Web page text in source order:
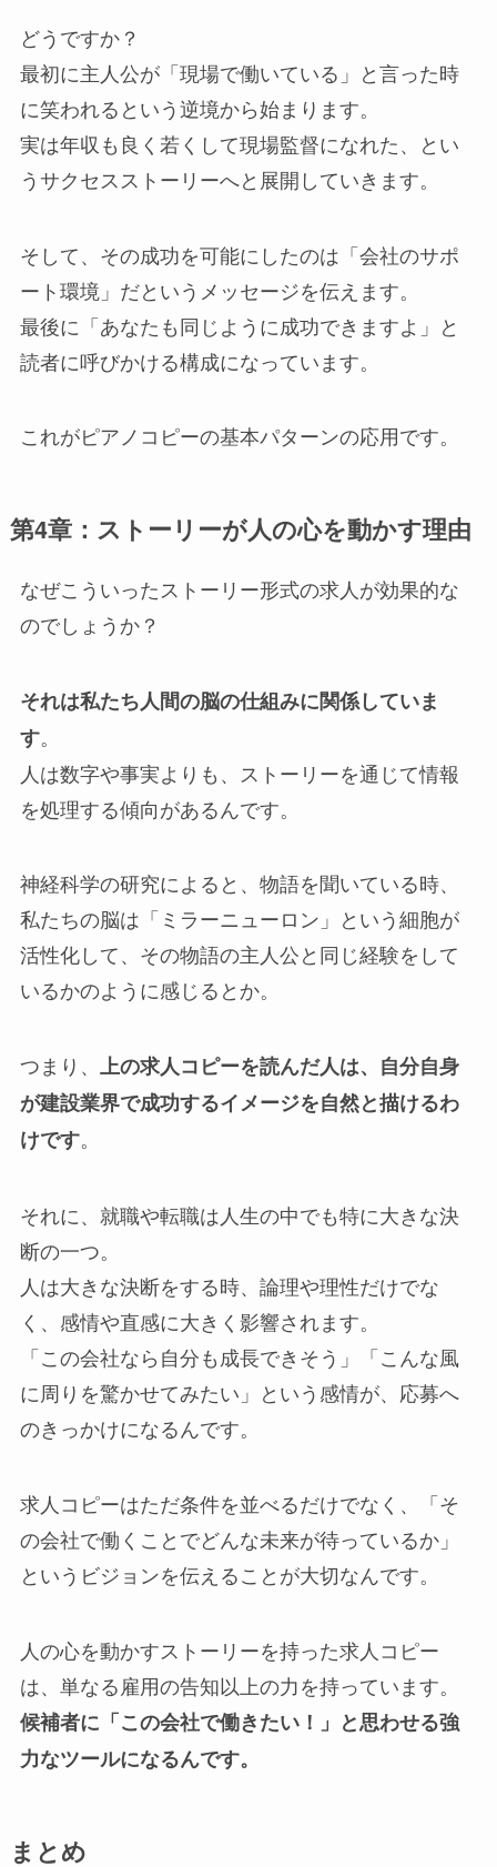
どうですか？
最初に主人公が「現場で働いている」と言った時
に笑われるという逆境から始まります。
実は年収も良く若くして現場監督になれた、とい
うサクセスストーリーへと展開していきます。
そして、その成功を可能にしたのは「会社のサポ
ート環境」だというメッセージを伝えます。
最後に「あなたも同じように成功できますよ」と
読者に呼びかける構成になっています。
これがピアノコピーの基本パターンの応用です。
第4章：ストーリーが人の心を動かす理由
なぜこういったストーリー形式の求人が効果的な
のでしょうか？
それは私たち人間の脳の仕組みに関係していま
す。
人は数字や事実よりも、ストーリーを通じて情報
を処理する傾向があるんです。
神経科学の研究によると、物語を聞いている時、
私たちの脳は「ミラーニューロン」という細胞が
活性化して、その物語の主人公と同じ経験をして
いるかのように感じるとか。
つまり、 上の求人コピーを読んだ人は、自分自身
が建設業界で成功するイメージを自然と描けるわ
けです。
それに、就職や転職は人生の中でも特に大きな決
断の一つ。
人は大きな決断をする時、論理や理性だけでな
く、感情や直感に大きく影響されます。
「この会社なら自分も成長できそう」「こんな風
に周りを驚かせてみたい」という感情が、応募へ
のきっかけになるんです。
求人コピーはただ条件を並べるだけでなく、「そ
の会社で働くことでどんな未来が待っているか」
というビジョンを伝えることが大切なんです。
人の心を動かすストーリーを持った求人コピー
は、単なる雇用の告知以上の力を持っています。
候補者に「この会社で働きたい！」と思わせる強
力なツールになるんです。
まとめ